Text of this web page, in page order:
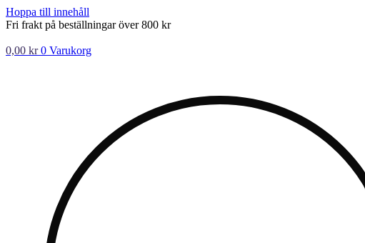
Hoppa till innehåll
Fri frakt på beställningar över 800 kr
0,00 kr 0 Varukorg